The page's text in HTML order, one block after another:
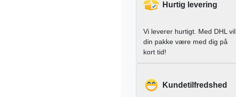
Hurtig levering
Vi leverer hurtigt. Med DHL vil
din pakke være med dig på
kort tid!
Kundetilfredshed